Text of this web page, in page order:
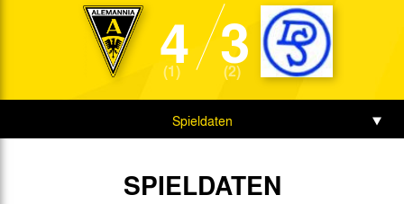
4
(1) 3
(2)
Spieldaten
SPIELDATEN